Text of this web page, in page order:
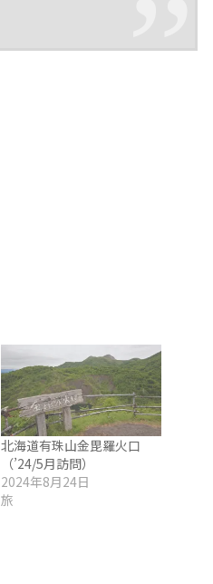
北海道有珠山金毘羅火口
（’24/5月訪問）
2024年8月24日
旅